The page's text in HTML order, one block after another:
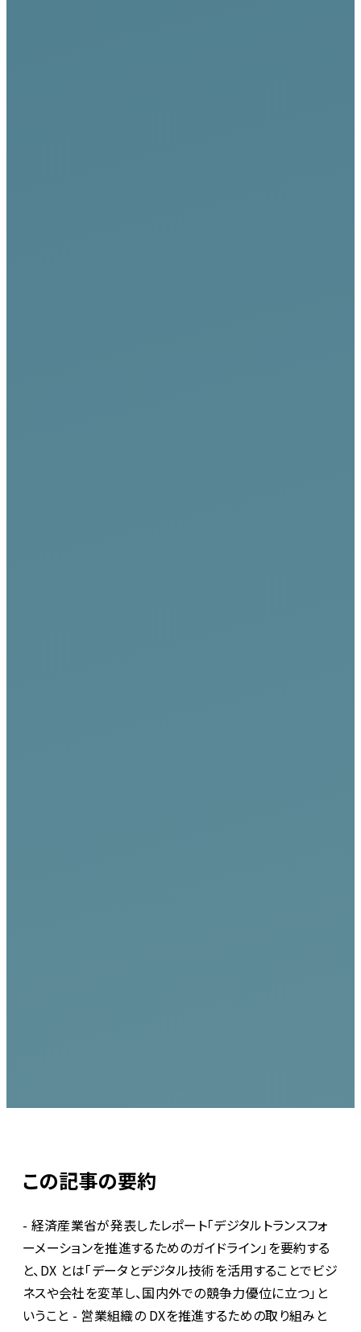
この記事の要約
- 経済産業省が発表したレポート「デジタルトランスフォ
ーメーションを推進するためのガイドライン」を要約する
と、DX とは「データとデジタル技術を活用することでビジ
ネスや会社を変革し、国内外での競争力優位に立つ」と
いうこと - 営業組織の DXを推進するための取り組みと